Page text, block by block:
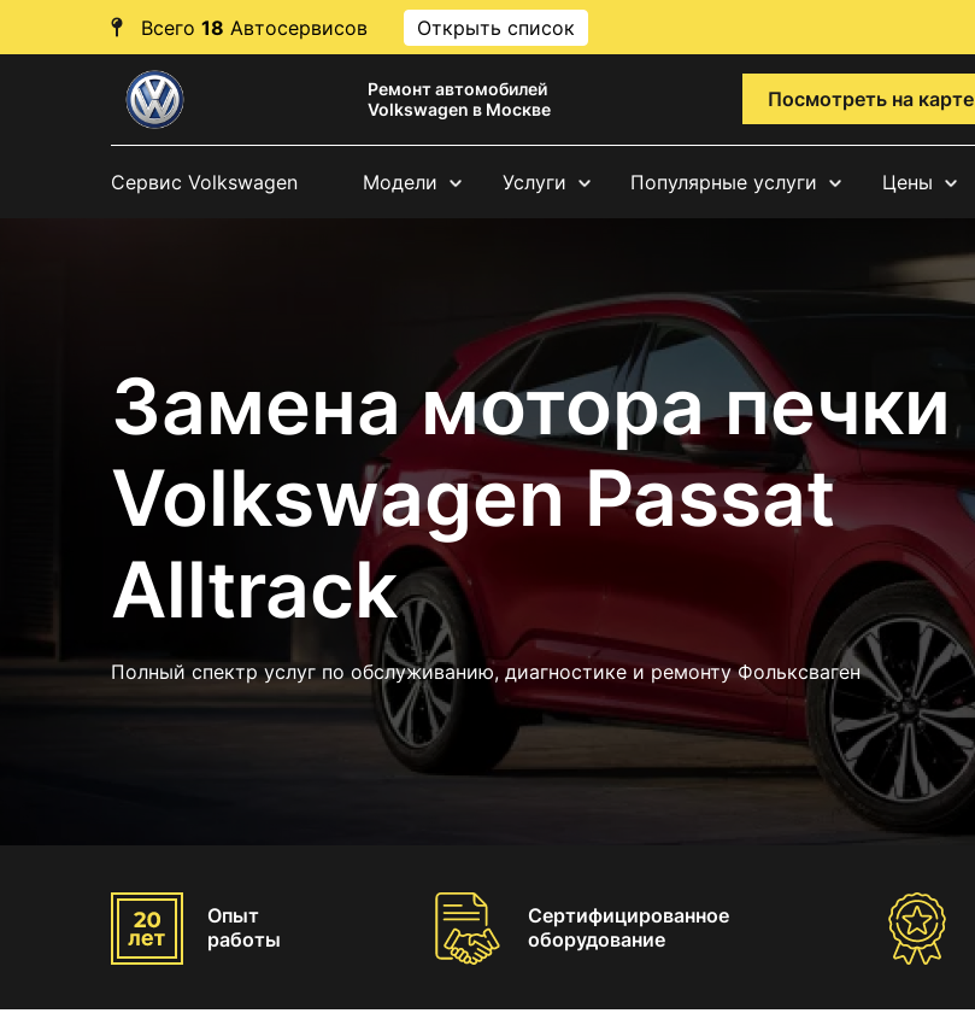
Всего 18 Автосервисов Открыть список
Ремонт автомобилей
Volkswagen в Москве
Посмотреть на карте
Сервис Volkswagen Модели Услуги Популярные услуги Цены
Замена мотора печки
Volkswagen Passat
Alltrack
Полный спектр услуг по обслуживанию, диагностике и ремонту Фольксваген
Опыт
работы
Сертифицированное
оборудование